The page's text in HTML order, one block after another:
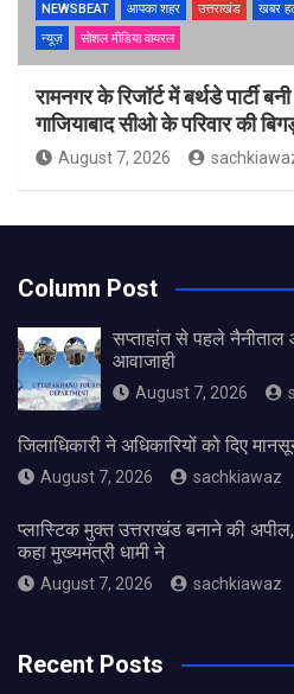
NEWSBEAT आपका शहर उत्तराखंड खबर
न्यूज़
सोशल मीडिया वायरल
रामनगर के रिजॉर्ट में बर्थडे पार्टी
गाजियाबाद सीओ के परिवार की
August 7, 2026
Column Post
सप्ताहांत से पहले नैनीताल
आवाजाही
August 7, 2026
जिलाधिकारी ने अधिकारियों को दिए
August 7, 2026 sachkiawaz
प्लास्टिक मुक्त उत्तराखंड बनाने की अपील,
कहा मुख्यमंत्री धामी ने
August 7, 2026 sachkiawaz
Recent Posts